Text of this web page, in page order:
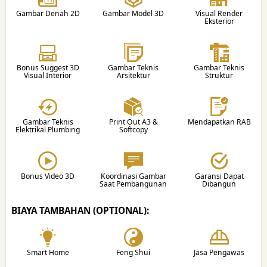
Daftar Gambar Teknis untuk Perencanaan Desain
Rumah
Video Edukasi Arsitektur
biaya pembuatan desain.
3. Desain
Setelah proposal disetujui, team akan memulai
proses mendesain sesuai hasil diskusi.
1 Gudang
Carport 2 Mobil
Kolam Renang
Balkon Belakang
Gambar Denah 2D Gambar Model 3D Visual Render
Eksterior
Bonus Suggest 3D
Visual Interior
Gambar Teknis
Arsitektur
Gambar Teknis
Struktur
Gambar Teknis
Elektrikal Plumbing
Print Out A3 &
Softcopy
Mendapatkan RAB
Bonus Video 3D Koordinasi Gambar
Saat Pembangunan
Garansi Dapat
Dibangun
BIAYA TAMBAHAN (OPTIONAL):
Smart Home Feng Shui Jasa Pengawas